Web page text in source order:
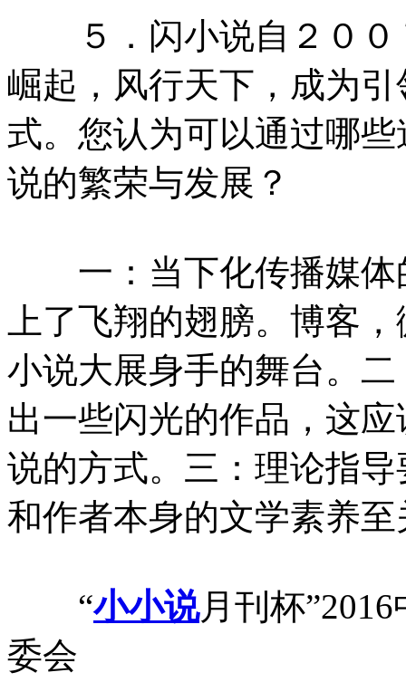
５．闪小说自２００
崛起，风行天下，成为
式。您认为可以通过哪
说的繁荣与发展？
一：当下化传播媒体
上了飞翔的翅膀。博客
小说大展身手的舞台。
出一些闪光的作品，这
说的方式。三：理论指
和作者本身的文学素养
“小小说月刊杯
委会